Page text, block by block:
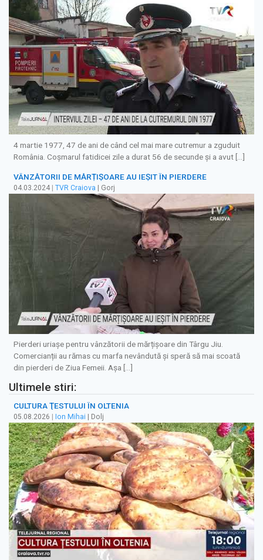
4 martie 1977, 47 de ani de când cel mai mare cutremur a zguduit
România. Coşmarul fatidicei zile a durat 56 de secunde şi a avut […]
VÂNZĂTORII DE MĂRȚIȘOARE AU IEȘIT ÎN PIERDERE
04.03.2024 TVR Craiova | Gorj
Pierderi uriașe pentru vânzătorii de mărțișoare din Târgu Jiu.
Comercianții au rămas cu marfa nevândută și speră să mai scoată
din pierderi de Ziua Femeii. Așa […]
Ultimele stiri:
CULTURA ŢESTULUI ÎN OLTENIA
05.08.2026 Ion Mihai | Dolj